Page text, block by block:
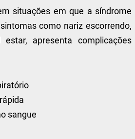
situações em que a síndrome
como nariz escorrendo,
apresenta complicações
sangue